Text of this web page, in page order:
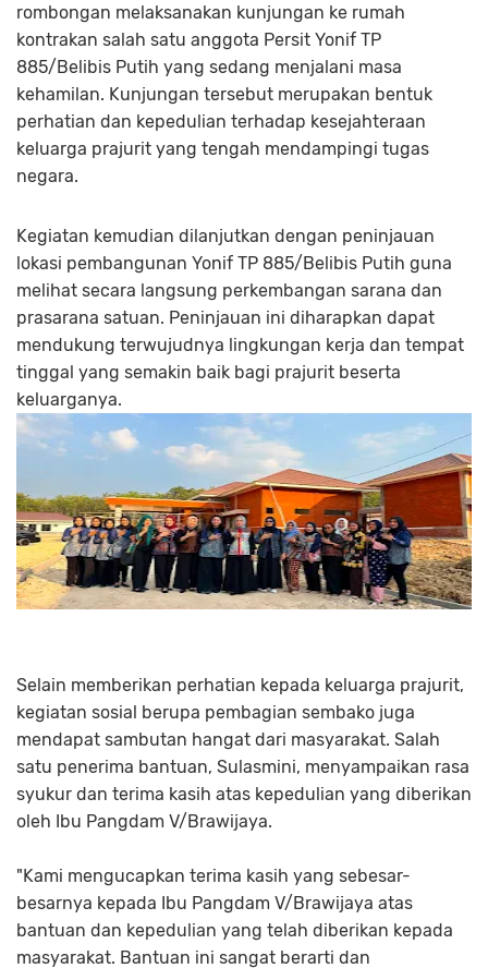
rombongan melaksanakan kunjungan ke rumah
kontrakan salah satu anggota Persit Yonif TP
885/Belibis Putih yang sedang menjalani masa
kehamilan. Kunjungan tersebut merupakan bentuk
perhatian dan kepedulian terhadap kesejahteraan
keluarga prajurit yang tengah mendampingi tugas
negara.
Kegiatan kemudian dilanjutkan dengan peninjauan
lokasi pembangunan Yonif TP 885/Belibis Putih guna
melihat secara langsung perkembangan sarana dan
prasarana satuan. Peninjauan ini diharapkan dapat
mendukung terwujudnya lingkungan kerja dan tempat
tinggal yang semakin baik bagi prajurit beserta
keluarganya.
Selain memberikan perhatian kepada keluarga prajurit,
kegiatan sosial berupa pembagian sembako juga
mendapat sambutan hangat dari masyarakat. Salah
satu penerima bantuan, Sulasmini, menyampaikan rasa
syukur dan terima kasih atas kepedulian yang diberikan
oleh Ibu Pangdam V/Brawijaya.
"Kami mengucapkan terima kasih yang sebesar-
besarnya kepada Ibu Pangdam V/Brawijaya atas
bantuan dan kepedulian yang telah diberikan kepada
masyarakat. Bantuan ini sangat berarti dan